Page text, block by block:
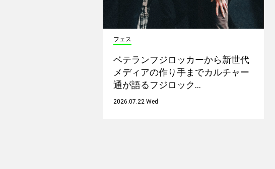
フェス
ベテランフジロッカーから新世代
メディアの作り手までカルチャー
通が語るフジロック…
2026.07.22 Wed